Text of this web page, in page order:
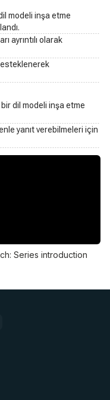
modeli inşa etme
ayrıntılı olarak
dil modeli inşa etme
yanıt verebilmeleri için
Series introduction